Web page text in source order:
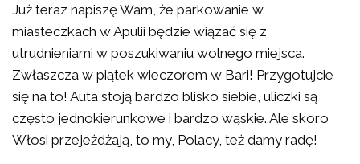
Już teraz napiszę Wam, że parkowanie w
miasteczkach w Apulii będzie wiązać się z
utrudnieniami w poszukiwaniu wolnego miejsca.
Zwłaszcza w piątek wieczorem w Bari! Przygotujcie
się na to! Auta stoją bardzo blisko siebie, uliczki są
często jednokierunkowe i bardzo wąskie. Ale skoro
Włosi przejeżdżają, to my, Polacy, też damy radę!